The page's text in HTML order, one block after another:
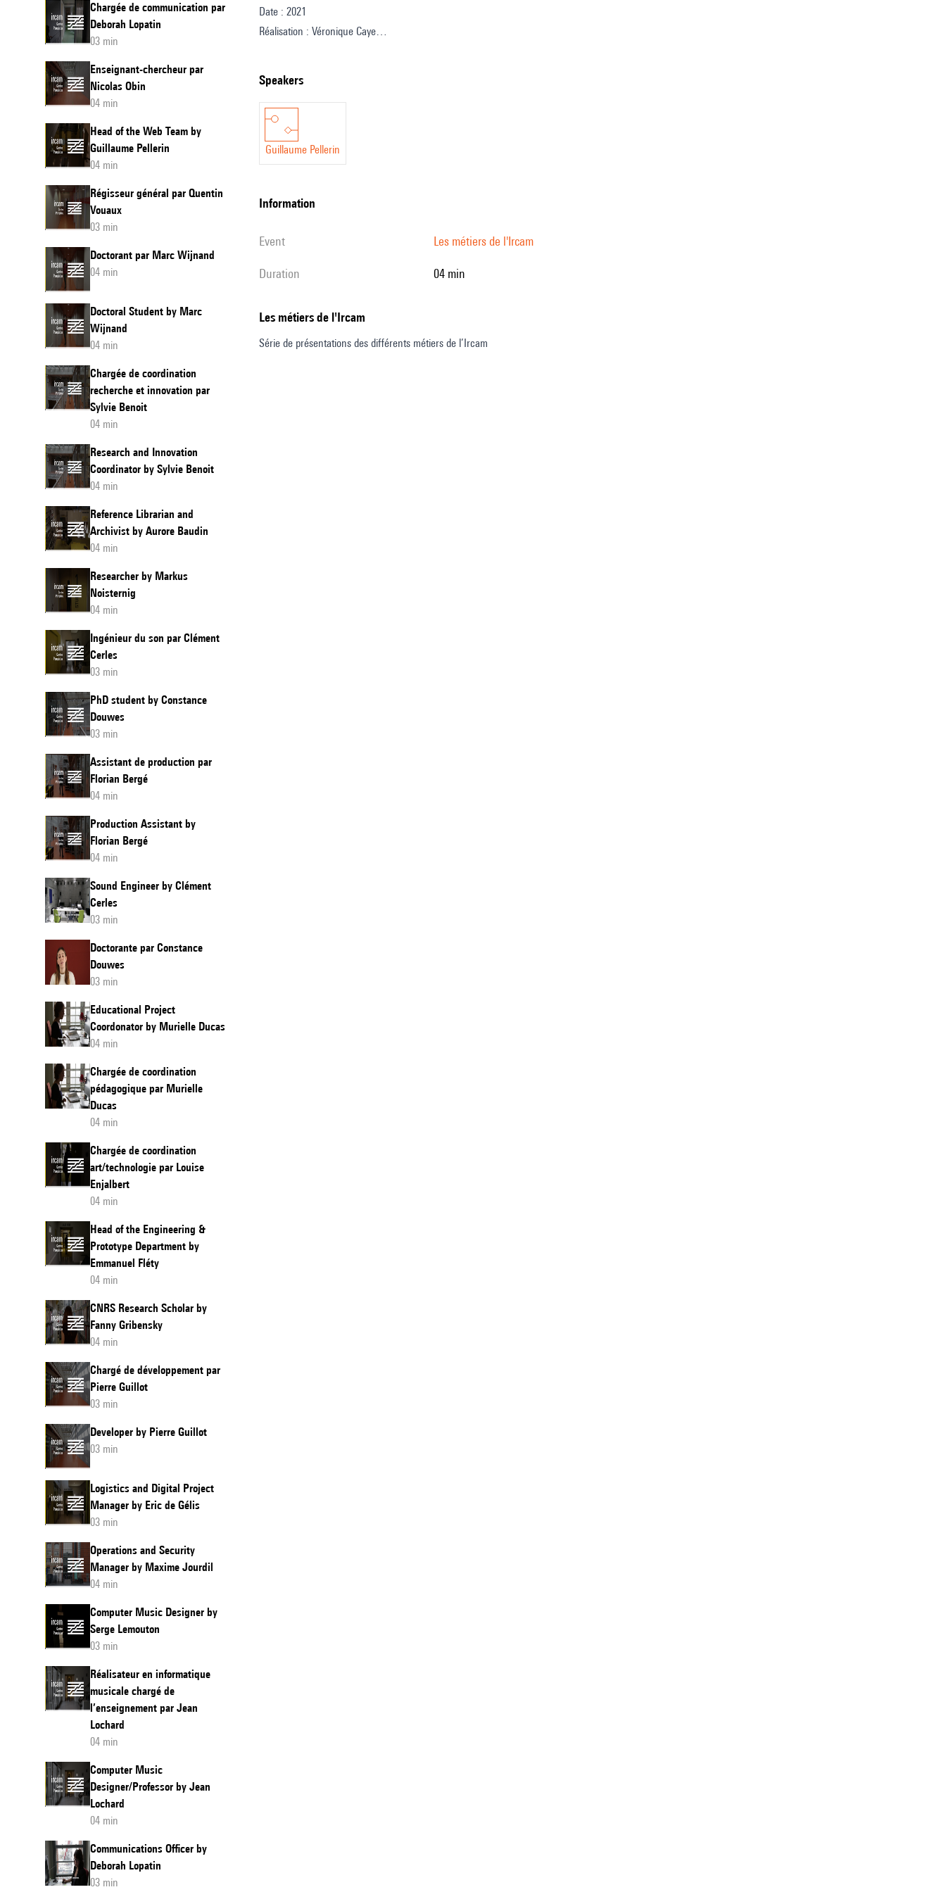
Chargée de communication par
Deborah Lopatin
03 min
Enseignant-chercheur par
Nicolas Obin
04 min
Head of the Web Team by
Guillaume Pellerin
04 min
Régisseur général par Quentin
Vouaux
03 min
Doctorant par Marc Wijnand
04 min
Doctoral Student by Marc
Wijnand
04 min
Chargée de coordination
recherche et innovation par
Sylvie Benoit
04 min
Research and Innovation
Coordinator by Sylvie Benoit
04 min
Reference Librarian and
Archivist by Aurore Baudin
04 min
Researcher by Markus
Noisternig
04 min
Ingénieur du son par Clément
Cerles
03 min
PhD student by Constance
Douwes
03 min
Assistant de production par
Florian Bergé
04 min
Production Assistant by
Florian Bergé
04 min
Sound Engineer by Clément
Cerles
03 min
Doctorante par Constance
Douwes
03 min
Educational Project
Coordonator by Murielle Ducas
04 min
Chargée de coordination
pédagogique par Murielle
Ducas
04 min
Chargée de coordination
art/technologie par Louise
Enjalbert
04 min
Head of the Engineering &
Prototype Department by
Emmanuel Fléty
04 min
CNRS Research Scholar by
Fanny Gribensky
04 min
Chargé de développement par
Pierre Guillot
03 min
Developer by Pierre Guillot
03 min
Logistics and Digital Project
Manager by Eric de Gélis
03 min
Operations and Security
Manager by Maxime Jourdil
04 min
Computer Music Designer by
Serge Lemouton
03 min
Réalisateur en informatique
musicale chargé de
l’enseignement par Jean
Lochard
04 min
Computer Music
Designer/Professor by Jean
Lochard
04 min
Communications Officer by
Deborah Lopatin
03 min
Guillaume
Pellerin
Date : 2021
Réalisation : Véronique Caye
Traduction anglaise : Deborah Lopatin
speakers
Guillaume Pellerin
information
event Les métiers de l'Ircam
duration 04 min
Les métiers de l'Ircam
Série de présentations des différents métiers de l’Ircam